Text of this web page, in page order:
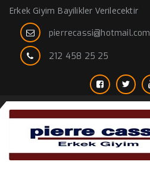
Erkek Giyim Bayilikler Verilecektir
pierrecassi@hotmail.com
212 458 25 25